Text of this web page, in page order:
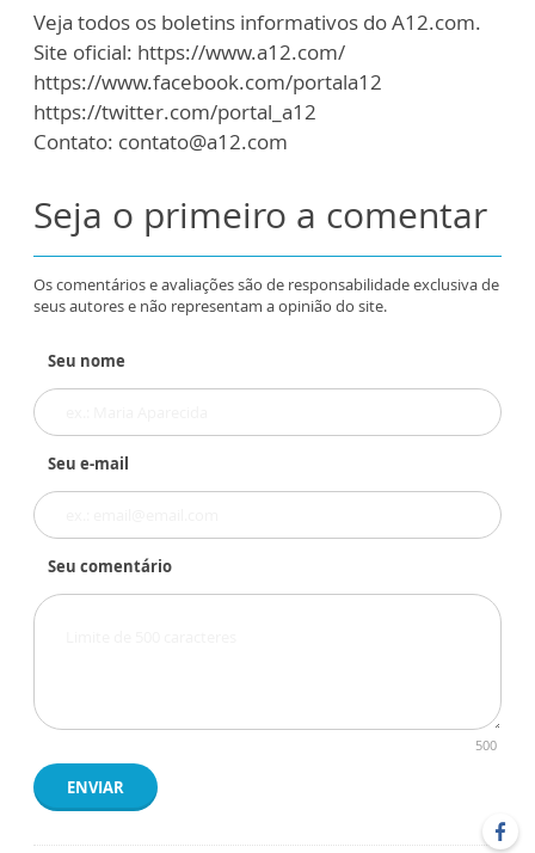
Veja todos os boletins informativos do A12.com.
Site oficial: https://www.a12.com/
https://www.facebook.com/portala12
https://twitter.com/portal_a12
Contato: contato@a12.com
Seja o primeiro a comentar
Os comentários e avaliações são de responsabilidade exclusiva de
seus autores e não representam a opinião do site.
Seu nome
Seu e-mail
Seu comentário
500
ENVIAR